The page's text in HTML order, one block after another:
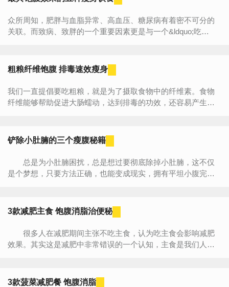
众所周知，肥胖与血脂异常、高血压、糖尿病有着密不可分的
关联。而致病、致胖的一个重要因素更是与一个&ldquo;吃
粗粮纤维饱腹 排毒速效瘦身
我们一直提倡要吃粗粮，就是为了摄取食物中的纤维素。食物
纤维能够帮助促进大肠蠕动，达到排毒的功效，还容易产生饱
铲除小肚腩的三个瘦腹秘籍
总是为小肚腩困扰，总是想过要彻底除掉小肚腩，这不仅
是个梦想，只要方法正确，也能变成现实，拥有平坦小腹完美
3款减肥主食 饱腹消脂治便秘
很多人在减肥期间主张不吃主食，认为吃主食会影响减肥
效果。其实这是减肥中非常错误的一个认知，主食是我们人体
3款菠菜减肥餐 饱腹消脂